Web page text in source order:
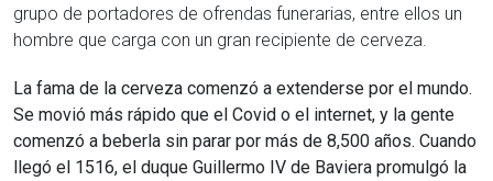
grupo de portadores de ofrendas funerarias, entre ellos un
hombre que carga con un gran recipiente de cerveza.
La fama de la cerveza comenzó a extenderse por el mundo.
Se movió más rápido que el Covid o el internet, y la gente
comenzó a beberla sin parar por más de 8,500 años. Cuando
llegó el 1516, el duque Guillermo IV de Baviera promulgó la